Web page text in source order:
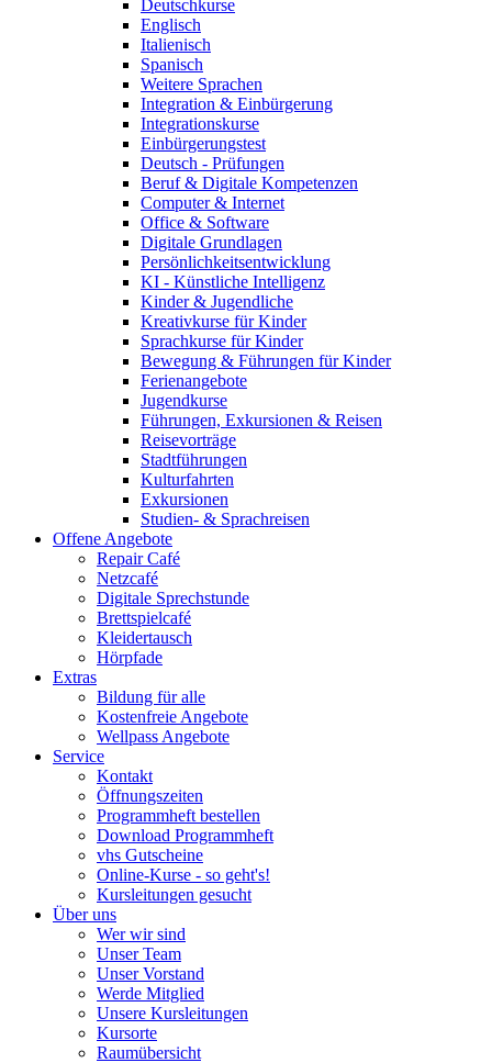
Deutschkurse
Englisch
Italienisch
Spanisch
Weitere Sprachen
Integration & Einbürgerung
Integrationskurse
Einbürgerungstest
Deutsch - Prüfungen
Beruf & Digitale Kompetenzen
Computer & Internet
Office & Software
Digitale Grundlagen
Persönlichkeitsentwicklung
KI - Künstliche Intelligenz
Kinder & Jugendliche
Kreativkurse für Kinder
Sprachkurse für Kinder
Bewegung & Führungen für Kinder
Ferienangebote
Jugendkurse
Führungen, Exkursionen & Reisen
Reisevorträge
Stadtführungen
Kulturfahrten
Exkursionen
Studien- & Sprachreisen
Offene Angebote
Repair Café
Netzcafé
Digitale Sprechstunde
Brettspielcafé
Kleidertausch
Hörpfade
Extras
Bildung für alle
Kostenfreie Angebote
Wellpass Angebote
Service
Kontakt
Öffnungszeiten
Programmheft bestellen
Download Programmheft
vhs Gutscheine
Online-Kurse - so geht's!
Kursleitungen gesucht
Über uns
Wer wir sind
Unser Team
Unser Vorstand
Werde Mitglied
Unsere Kursleitungen
Kursorte
Raumübersicht